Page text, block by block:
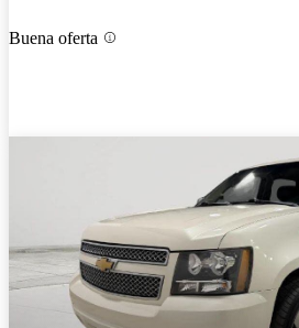
Buena oferta